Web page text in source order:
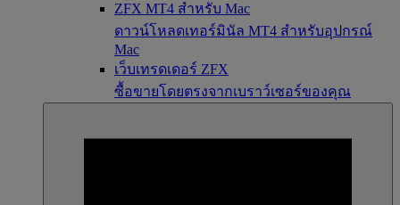
ZFX MT4 สำหรับ Mac
ดาวน์โหลดเทอร์มินัล MT4 สำหรับอุปกรณ์
Mac
เว็บเทรดเดอร์ ZFX
ซื้อขายโดยตรงจากเบราว์เซอร์ของคุณ